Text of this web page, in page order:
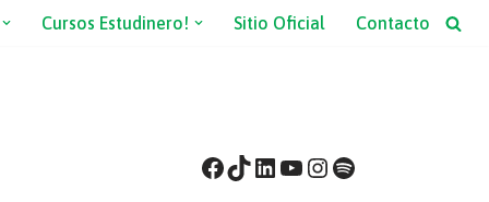
Cursos Estudinero! Sitio Oficial Contacto